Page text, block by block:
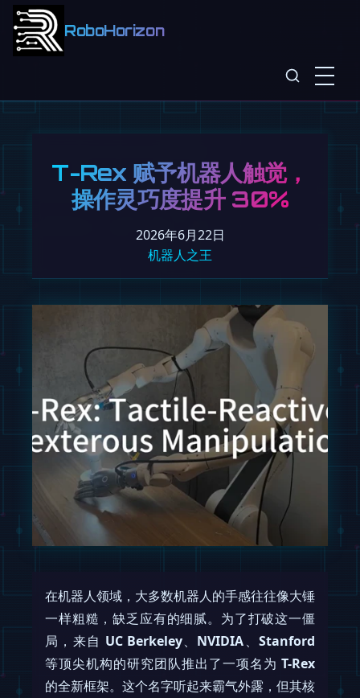
RoboHorizon
T-Rex 赋予机器人触觉，
操作灵巧度提升 30%
2026年6月22日
机器人之王
在机器人领域，大多数机器人的手感往往像大锤
一样粗糙，缺乏应有的细腻。为了打破这一僵
局，来自 UC Berkeley、 NVIDIA、Stanford
等顶尖机构的研究团队推出了一项名为 T-Rex
的全新框架。这个名字听起来霸气外露，但其核